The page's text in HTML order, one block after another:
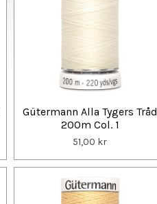
Gütermann Alla Tygers Tråd
200m Col. 1
51,00 kr